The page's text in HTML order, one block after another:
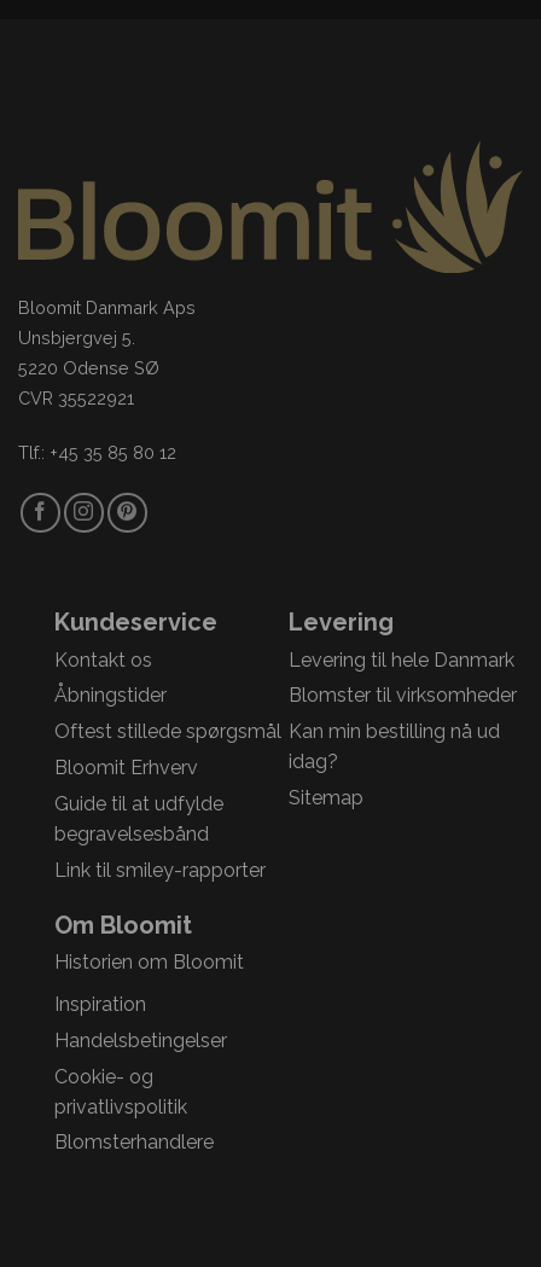
Bloomit Danmark Aps
Unsbjergvej 5.
5220 Odense SØ
CVR 35522921
Tlf.: +45 35 85 80 12
Kundeservice
Kontakt os
Åbningstider
Oftest stillede spørgsmål
Bloomit Erhverv
Guide til at udfylde
begravelsesbånd
Link til smiley-rapporter
Levering
Levering til hele Danmark
Blomster til virksomheder
Kan min bestilling nå ud
idag?
Sitemap
Om Bloomit
Historien om Bloomit
Inspiration
Handelsbetingelser
Cookie- og
privatlivspolitik
Blomsterhandlere